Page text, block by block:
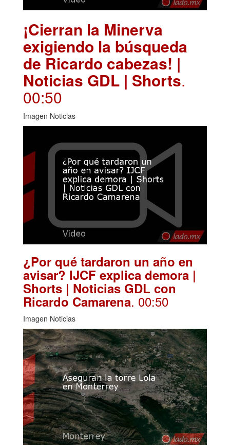
¡Cierran la Minerva
exigiendo la búsqueda
de Ricardo cabezas! |
Noticias GDL | Shorts.
00:50
Imagen Noticias
¿Por qué tardaron un año en
avisar? IJCF explica demora |
Shorts | Noticias GDL con
Ricardo Camarena. 00:50
Imagen Noticias